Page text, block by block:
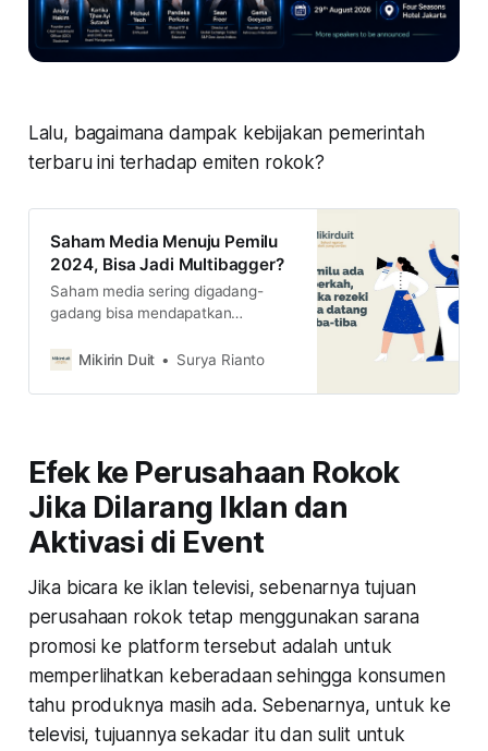
Lalu, bagaimana dampak kebijakan pemerintah
terbaru ini terhadap emiten rokok?
Saham Media Menuju Pemilu
2024, Bisa Jadi Multibagger?
Saham media sering digadang-
gadang bisa mendapatkan
Namun, bagaimana fakta dan
Mikirin Duit Surya Rianto
Efek ke Perusahaan Rokok
Jika Dilarang Iklan dan
Aktivasi di Event
Jika bicara ke iklan televisi, sebenarnya tujuan
perusahaan rokok tetap menggunakan sarana
promosi ke platform tersebut adalah untuk
memperlihatkan keberadaan sehingga konsumen
tahu produknya masih ada. Sebenarnya, untuk ke
televisi, tujuannya sekadar itu dan sulit untuk